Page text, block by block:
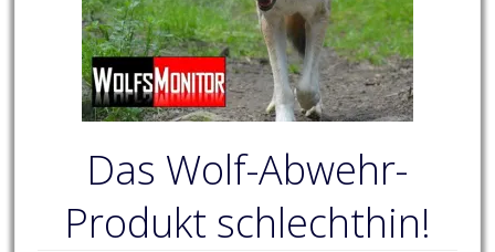
Das Wolf-Abwehr-
Produkt schlechthin!